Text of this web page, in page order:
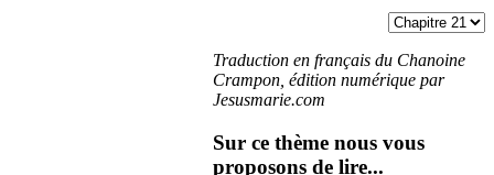
Traduction en français du Chanoine
Crampon, édition numérique par
Jesusmarie.com
Sur ce thème nous vous
proposons de lire...